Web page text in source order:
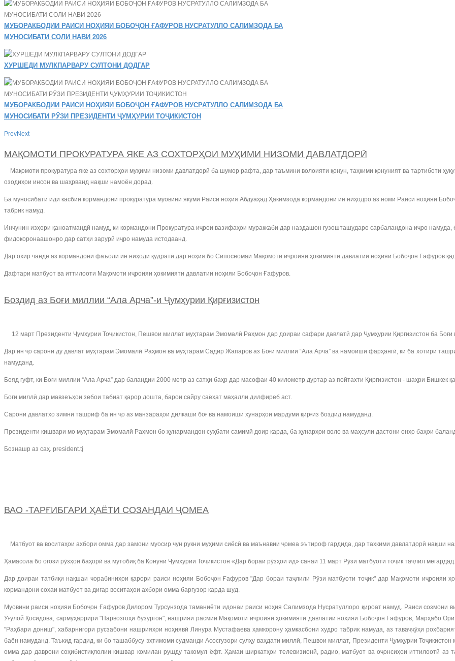
МУБОРАКБОДИИ РАИСИ НОҲИЯИ БОБОҶОН ҒАФУРОВ НУСРАТУЛЛО САЛИМЗОДА БА
МУНОСИБАТИ СОЛИ НАВИ 2026
ХУРШЕДИ МУЛКПАРВАРУ СУЛТОНИ ДОДГАР
МУБОРАКБОДИИ РАИСИ НОҲИЯИ БОБОҶОН ҒАФУРОВ НУСРАТУЛЛО САЛИМЗОДА БА
МУНОСИБАТИ РӮЗИ ПРЕЗИДЕНТИ ҶУМҲУРИИ ТОҶИКИСТОН
PrevNext
МАҚОМОТИ ПРОКУРАТУРА ЯКЕ АЗ СОХТОРҲОИ МУҲИМИ НИЗОМИ ДАВЛАТДОРӢ
Мақомоти прокуратура яке аз сохторҳои муҳими низоми давлатдорӣ ба шумор рафта, дар таъмини волоияти қонун, таҳкими қонуният ва тартиботи
озодиҳои инсон ва шаҳрванд нақши намоён дорад.
Ба муносибати иди касбии кормандони прокуратура муовини якуми Раиси ноҳия Абдуаҳад Ҳакимзода кормандони ин ниҳодро аз номи Раиси ноҳияи
табрик намуд.
Инчунин изҳори қаноатмандӣ намуд, ки кормандони Прокуратура иҷрои вазифаҳои мураккаби дар наздашон гузошташударо сарбаландона иҷро
фидокоронаашонро дар сатҳи зарурӣ иҷро намуда истодаанд.
Дар охир чанде аз кормандони фаъоли ин ниҳоди қудратӣ дар ноҳия бо Сипосномаи Мақомоти иҷроияи ҳокимияти давлатии ноҳияи Бобоҷон Ғафуров
Дафтари матбуот ва иттилооти Мақомоти иҷроияи ҳокимияти давлатии ноҳияи Бобоҷон Ғафуров.
Боздид аз Боғи миллии “Ала Арча”-и Ҷумҳурии Қирғизистон
12 март Президенти Ҷумҳурии Тоҷикистон, Пешвои миллат муҳтарам Эмомалӣ Раҳмон дар доираи сафари давлатӣ дар Ҷумҳурии Қирғизистон ба
Дар ин ҷо сарони ду давлат муҳтарам Эмомалӣ Раҳмон ва муҳтарам Садир Жапаров аз Боғи миллии “Ала Арча” ва намоиши фарҳангӣ, ки ба хотири
намуданд.
Бояд гуфт, ки Боғи миллии “Ала Арча” дар баландии 2000 метр аз сатҳи баҳр дар масофаи 40 километр дуртар аз пойтахти Қирғизистон - шаҳри Бишкек
Боғи миллӣ дар мавзеъҳои зебои табиат қарор дошта, барои сайру саёҳат маҳалли дилфиреб аст.
Сарони давлатҳо зимни ташриф ба ин ҷо аз манзараҳои дилкаши боғ ва намоиши ҳунарҳои мардуми қирғиз боздид намуданд.
Президенти кишвари мо муҳтарам Эмомалӣ Раҳмон бо ҳунармандон суҳбати самимӣ доир карда, ба ҳунарҳои воло ва маҳсули дастони онҳо баҳои
Бознашр аз саҳ. president.tj
ВАО -ТАРҒИБГАРИ ҲАЁТИ СОЗАНДАИ ҶОМЕА
Матбуот ва воситаҳои ахбори омма дар замони муосир чун рукни муҳими сиёсӣ ва маънавии ҷомеа эътироф гардида, дар таҳкими давлатдорӣ нақши
Ҳамасола бо оғози рӯзҳои баҳорӣ ва мутобиқ ба Қонуни Ҷумҳурии Тоҷикистон «Дар бораи рӯзҳои ид» санаи 11 март Рӯзи матбуоти тоҷик таҷлил мегардад.
Дар доираи татбиқи нақшаи чорабиниҳои қарори раиси ноҳияи Бобоҷон Ғафуров "Дар бораи таҷлили Рӯзи матбуоти тоҷик" дар Мақомоти иҷроияи
кормандони соҳаи матбуот ва дигар воситаҳои ахбори омма баргузор карда шуд.
Муовини раиси ноҳияи Бобоҷон Ғафуров Дилором Турсунзода таманиёти идонаи раиси ноҳия Салимзода Нусратуллоро қироат намуд. Раиси созмони
Ӯғулой Қосидова, сармуҳаррири "Парвозгоҳи бузургон", нашрияи расмии Мақомоти иҷроияи ҳокимияти давлатии ноҳияи Бобоҷон Ғафуров, Марҳабо
"Раҳбари дониш", хабарнигори русзабони нашрияҳои ноҳиявӣ Линура Мустафаева ҳамкорону ҳамкасбони худро табрик намуда, аз таваҷҷӯҳи
баён намуданд. Таъкид гардид, ки бо ташаббусу эҳтимоми судманди Асосгузори сулҳу ваҳдати миллӣ, Пешвои миллат, Президенти Ҷумҳурии
омма дар даврони соҳибистиқлолии кишвар комилан рушду такомул ёфт. Ҳамаи ширкатҳои телевизионӣ, радио, матбуот ва оҷонсиҳои иттилоотӣ